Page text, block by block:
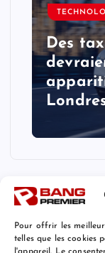
Pour offrir les
telles que les cookies
Des